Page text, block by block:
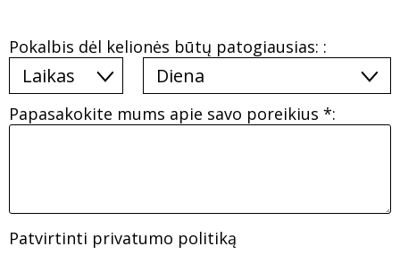
Pokalbis dėl kelionės būtų patogiausias: :
Papasakokite mums apie savo poreikius *:
Patvirtinti privatumo politiką